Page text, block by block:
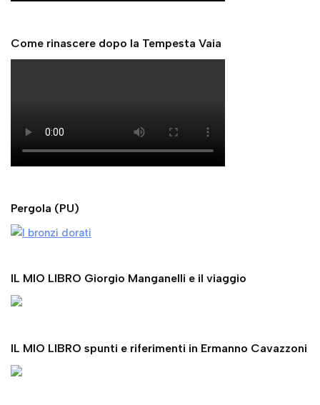
Come rinascere dopo la Tempesta Vaia
Pergola (PU)
IL MIO LIBRO Giorgio Manganelli e il viaggio
IL MIO LIBRO spunti e riferimenti in Ermanno Cavazzoni